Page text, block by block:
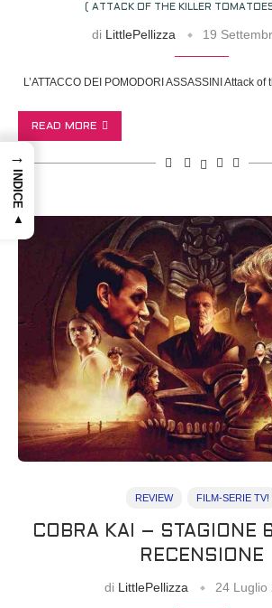
( ATTACK OF THE KILLER
di LittlePellizza 19
L’ATTACCO DEI POMODORI ASSASSINI Attack
READ MORE
REVIEW FILM-SERIE TV!
COBRA KAI – STAGIONE
RECENSIONE
di LittlePellizza 24 Luglio
→
INDICE ▲